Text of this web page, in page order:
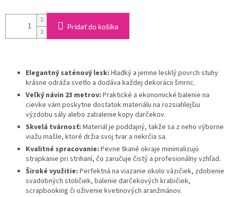
Pridať do košíka
Elegantný saténový lesk: Hladký a jemne lesklý povrch stuhy
krásne odráža svetlo a dodáva každej dekorácii šmrnc.
Veľký návin 23 metrov: Praktické a ekonomické balenie na
cievke vám poskytne dostatok materiálu na rozsiahlejšiu
výzdobu sály alebo zabalenie kopy darčekov.
Skvelá tvárnosť: Materiál je poddajný, takže sa z neho výborne
viažu mašle, ktoré držia svoj tvar a nekrčia sa.
Kvalitné spracovanie: Pevne tkané okraje minimalizujú
strapkanie pri strihaní, čo zaručuje čistý a profesionálny vzhľad.
Široké využitie: Perfektná na viazanie okolo vázičiek, zdobenie
svadobných stoličiek, balenie darčekových krabičiek,
scrapbooking či oživenie kvetinových aranžmánov.